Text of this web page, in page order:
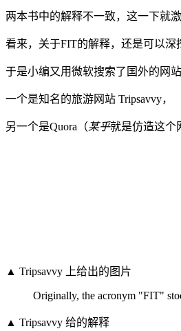
两本书中的解释不一致，这一下就
看来，关于FIT的解释，还是可以深
于是小编又用微软搜索了国外的网站
一个是知名的旅游网站 Tripsavvy，
另一个是Quora（某乎就是仿造这个
▲ Tripsavvy 上给出的图片
Originally, the acronym "FIT"
▲ Tripsavvy 给的解释